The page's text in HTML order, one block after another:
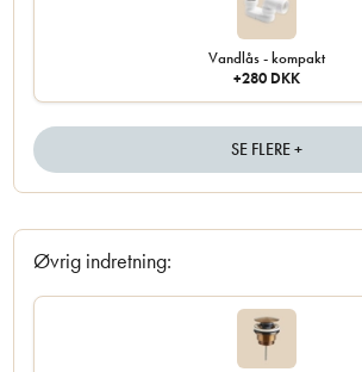
Vandlås - kompakt
+280 DKK
SE FLERE +
Øvrig indretning: